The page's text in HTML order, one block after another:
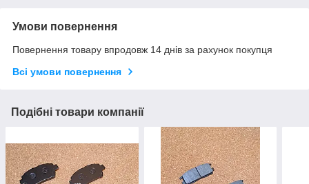
Умови повернення
Повернення товару впродовж 14 днів за рахунок покупця
Всі умови повернення
Подібні товари компанії